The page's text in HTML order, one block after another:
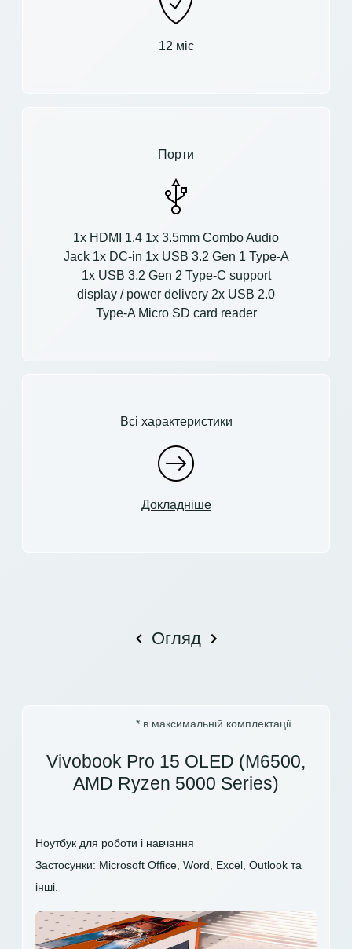
12 міс
Порти
1x HDMI 1.4 1x 3.5mm Combo Audio
Jack 1x DC-in 1x USB 3.2 Gen 1 Type-A
1x USB 3.2 Gen 2 Type-C support
display / power delivery 2x USB 2.0
Type-A Micro SD card reader
Всі характеристики
Докладніше
Огляд
* в максимальній комплектації
Vivobook Pro 15 OLED (M6500,
AMD Ryzen 5000 Series)
Ноутбук для роботи і навчання
Застосунки: Microsoft Office, Word, Excel, Outlook та
інші.